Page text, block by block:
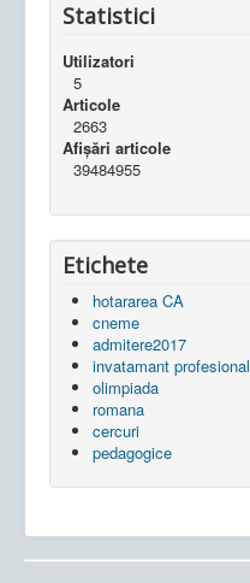
Statistici
Utilizatori
5
Articole
2663
Afișări articole
39484955
Etichete
hotararea CA
cneme
admitere2017
invatamant profesional
olimpiada
romana
cercuri
pedagogice